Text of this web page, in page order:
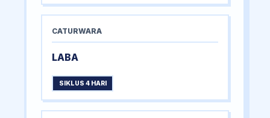
CATURWARA
LABA
SIKLUS 4 HARI